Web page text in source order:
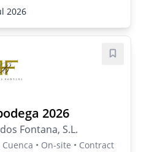
2026
2026
Fontana, S.L.
• On-site • Contract
Save